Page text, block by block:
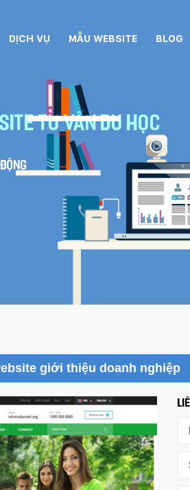
DỊCH VỤ MẪU WEBSITE BLOG
tư vấn du học
giới thiệu doanh nghiệp